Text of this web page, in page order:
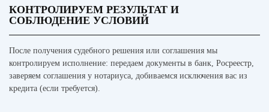
КОНТРОЛИРУЕМ РЕЗУЛЬТАТ И
СОБЛЮДЕНИЕ УСЛОВИЙ
После получения судебного решения или соглашения мы
контролируем исполнение: передаем документы в банк, Росреестр,
заверяем соглашения у нотариуса, добиваемся исключения вас из
кредита (если требуется).